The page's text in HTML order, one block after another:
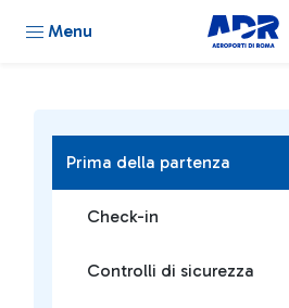
Menu
Prima della partenza
Check-in
Controlli di sicurezza